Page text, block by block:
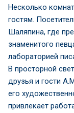
Несколько
гостям.
Шаляпина, где
знаменитого
лабораторией
В просторной
друзья и гости
его
привлекает